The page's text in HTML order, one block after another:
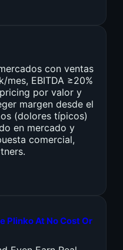
con ventas
mes, EBITDA ≥20%
por valor y
margen desde el
(dolores típicos)
en mercado y
comercial,
Plinko At No Cost Or